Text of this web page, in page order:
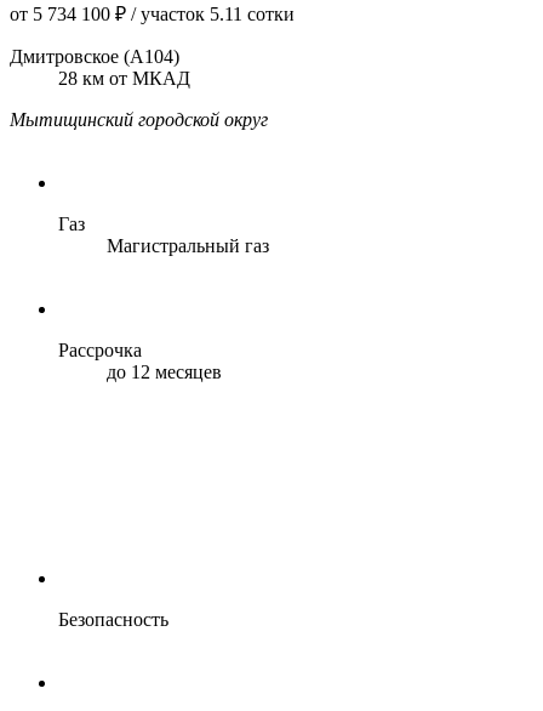
от 5 734 100 ₽ / участок 5.11 сотки
Дмитровское (А104)
28 км от МКАД
Мытищинский городской округ
Газ
Магистральный газ
Рассрочка
до 12 месяцев
Безопасность